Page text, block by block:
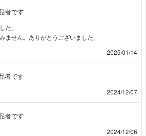
者です
た。
ません。ありがとうございました。
2025/01/14
者です
2024/12/07
者です
2024/12/06